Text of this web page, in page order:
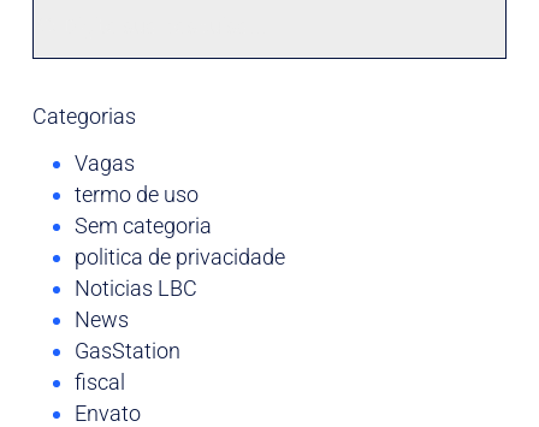
Categorias
Vagas
termo de uso
Sem categoria
politica de privacidade
Noticias LBC
News
GasStation
fiscal
Envato